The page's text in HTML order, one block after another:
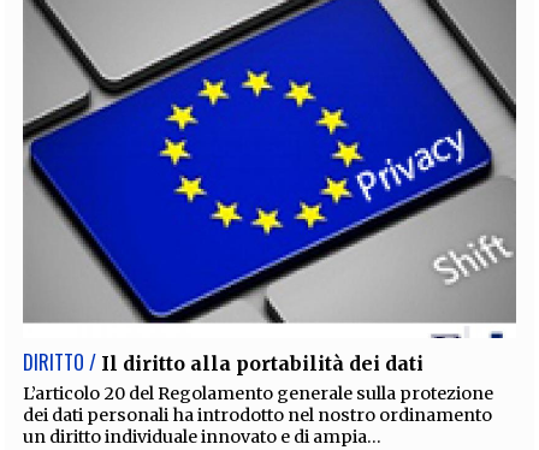
DIRITTO / Il diritto alla portabilità dei dati
L’articolo 20 del Regolamento generale sulla protezione
dei dati personali ha introdotto nel nostro ordinamento
un diritto individuale innovato e di ampia...